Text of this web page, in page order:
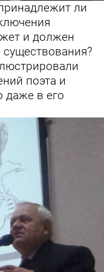
ли
и должен
существования?
поэта и
даже в его